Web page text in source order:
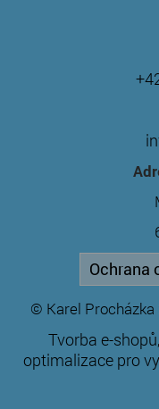
Ochrana
© Karel Procházka
Tvorba e-shopů,
optimalizace pro